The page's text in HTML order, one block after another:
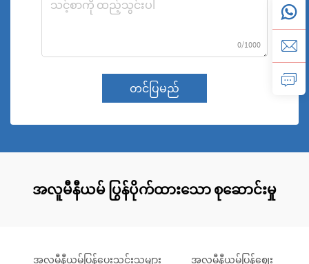
0/1000
တင်ပြမည်
အလူမီနီယမ် ပြွန်ပိုက်ထားသော စုဆောင်းမှု
အလူမီနီယမ်ပြွန်ပေးသွင်းသူများ အလူမီနီယမ်ပြွန်ဈေး